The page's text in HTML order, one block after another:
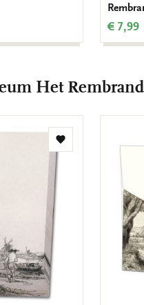
€ 7,99
Het
Toevoegen